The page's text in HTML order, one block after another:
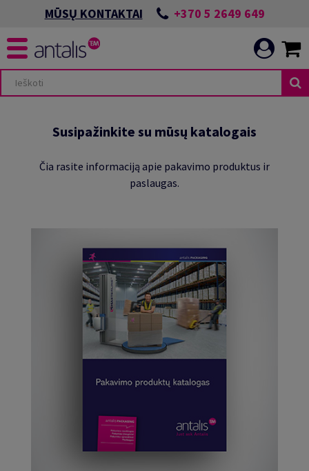
MŪSŲ KONTAKTAI +370 5 2649 649
Susipažinkite su mūsų katalogais
Čia rasite informaciją apie pakavimo produktus ir
paslaugas.